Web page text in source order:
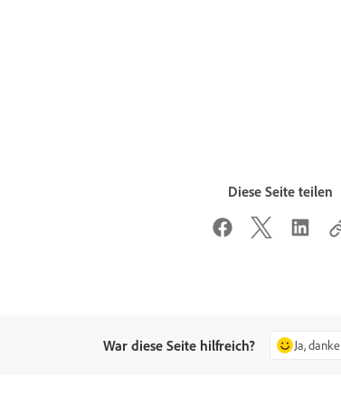
Diese Seite teilen
War diese Seite hilfreich? Ja, danke